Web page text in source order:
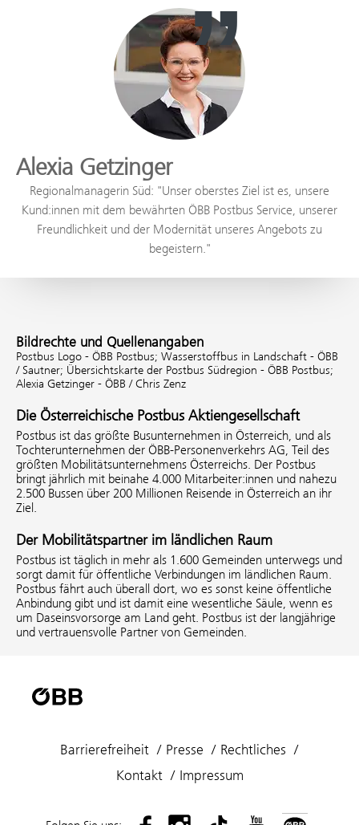
”
Alexia Getzinger
Regionalmanagerin Süd: "Unser oberstes Ziel ist es, unsere
Kund:innen mit dem bewährten ÖBB Postbus Service, unserer
Freundlichkeit und der Modernität unseres Angebots zu
begeistern."
Bildrechte und Quellenangaben
Postbus Logo - ÖBB Postbus; Wasserstoffbus in Landschaft - ÖBB
/ Sautner; Übersichtskarte der Postbus Südregion - ÖBB Postbus;
Alexia Getzinger - ÖBB / Chris Zenz
Die Österreichische Postbus Aktiengesellschaft
Postbus ist das größte Busunternehmen in Österreich, und als
Tochterunternehmen der ÖBB-Personenverkehrs AG, Teil des
größten Mobilitätsunternehmens Österreichs. Der Postbus
bringt jährlich mit beinahe 4.000 Mitarbeiter:innen und nahezu
2.500 Bussen über 200 Millionen Reisende in Österreich an ihr
Ziel.
Der Mobilitätspartner im ländlichen Raum
Postbus ist täglich in mehr als 1.600 Gemeinden unterwegs und
sorgt damit für öffentliche Verbindungen im ländlichen Raum.
Postbus fährt auch überall dort, wo es sonst keine öffentliche
Anbindung gibt und ist damit eine wesentliche Säule, wenn es
um Daseinsvorsorge am Land geht. Postbus ist der langjährige
und vertrauensvolle Partner von Gemeinden.
Barrierefreiheit Presse
Rechtliches
Kontakt
Impressum